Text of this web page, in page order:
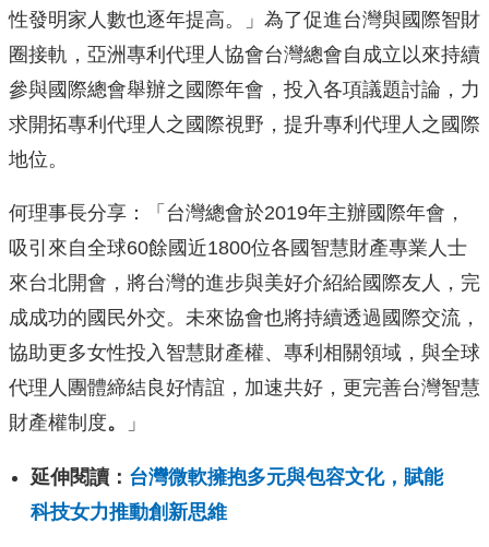
性發明家人數也逐年提高。」為了促進台灣與國際智財
圈接軌，亞洲專利代理人協會台灣總會自成立以來持續
參與國際總會舉辦之國際年會，投入各項議題討論，力
求開拓專利代理人之國際視野，提升專利代理人之國際
地位。
何理事長分享：「台灣總會於2019年主辦國際年會，
吸引來自全球60餘國近1800位各國智慧財產專業人士
來台北開會，將台灣的進步與美好介紹給國際友人，完
成成功的國民外交。未來協會也將持續透過國際交流，
協助更多女性投入智慧財產權、專利相關領域，與全球
代理人團體締結良好情誼，加速共好，更完善台灣智慧
財產權制度。 」
延伸閱讀： 台灣微軟擁抱多元與包容文化，賦能
科技女力推動創新思維